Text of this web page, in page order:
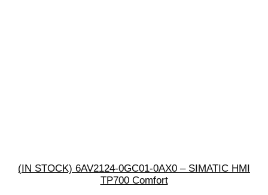
(IN STOCK) 6AV2124-0GC01-0AX0 – SIMATIC HMI
TP700 Comfort